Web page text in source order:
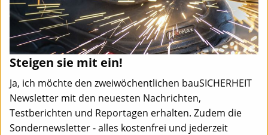
Team Mediadaten
Newsletter
Newsletter-Anmeldung - Aktuell informiert Team Mediadaten
Impressum Datenschutz
Steigen sie mit ein!
Ja, ich möchte den zweiwöchentlichen bauSICHERHEIT
Newsletter mit den neuesten Nachrichten,
Testberichten und Reportagen erhalten. Zudem die
Sondernewsletter - alles kostenfrei und jederzeit